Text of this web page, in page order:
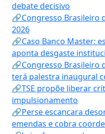
debate decisivo
🔗Congresso Brasileiro
2026
🔗Caso Banco Master:
aponta desgaste
🔗Congresso Brasileiro
terá palestra inaugural
🔗TSE propõe liberar
impulsionamento
🔗Perse escancara
emendas e cobra